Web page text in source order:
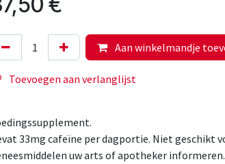
Aan winkelmandje
Toevoegen aan verlanglijst
33mg cafeïne per dagportie. Niet geschikt
uw arts of apotheker informeren.